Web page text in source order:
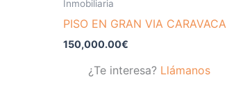
Inmobiliaria
PISO EN GRAN VIA CARAVACA
150,000.00€
¿Te interesa? Llámanos